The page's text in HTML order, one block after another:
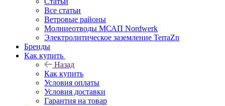
Все статьи
Ветровые районы
Молниеотводы МСАП Nordwerk
Электролитическое заземление TerraZn
Бренды
Как купить
Назад
Как купить
Условия оплаты
Условия доставки
Гарантия на товар